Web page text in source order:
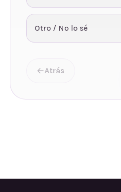
Otro / No lo sé
Atrás